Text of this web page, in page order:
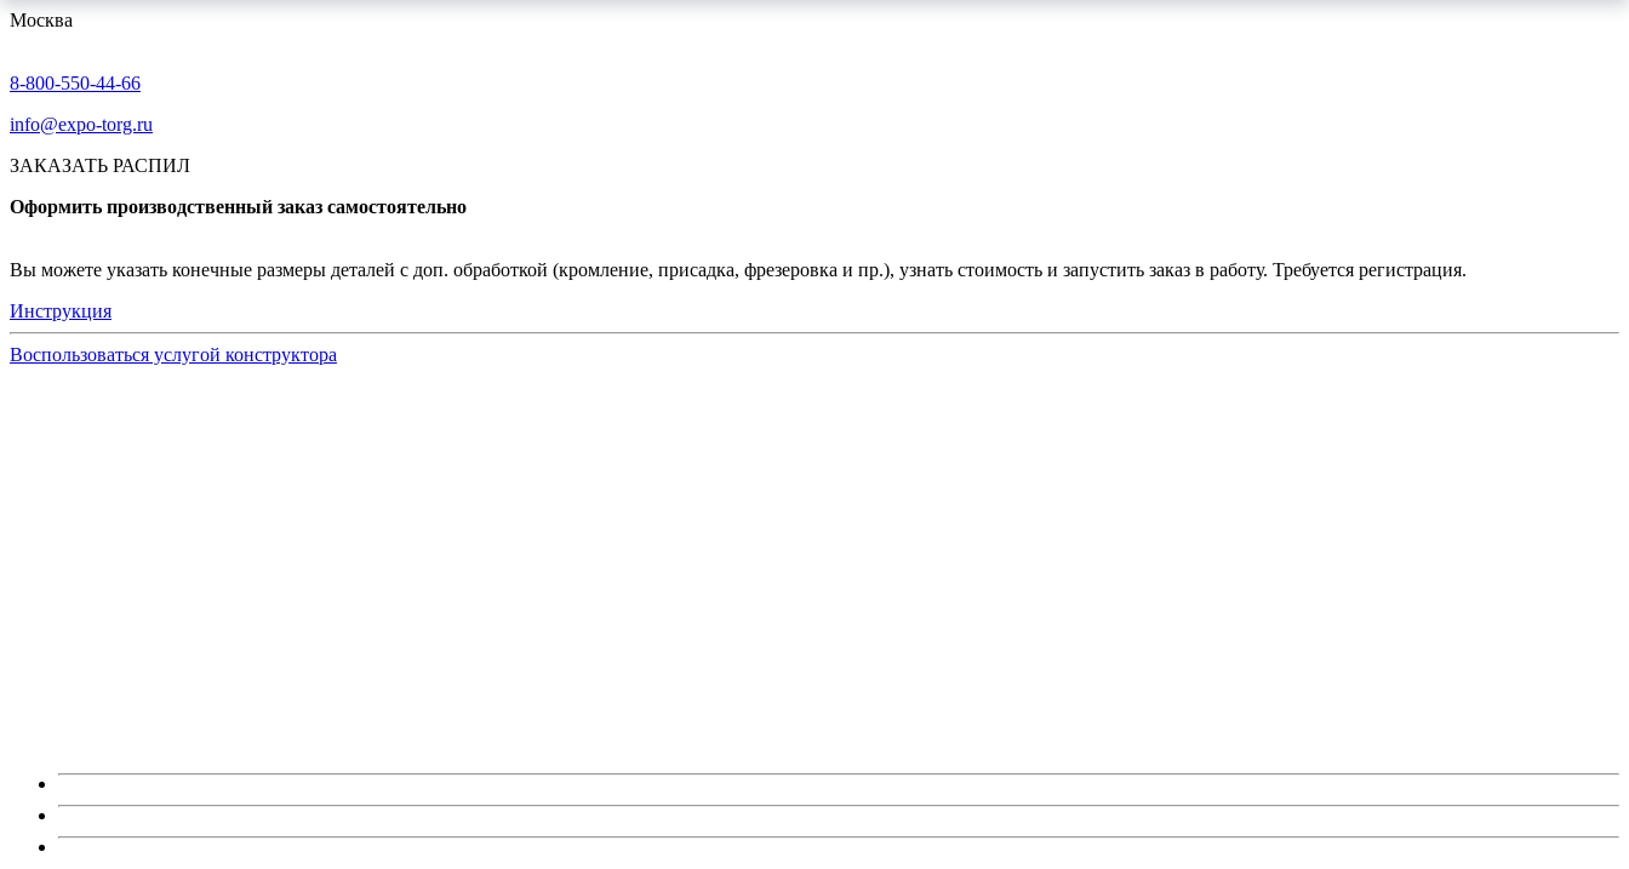
Москва
8-800-550-44-66
info@expo-torg.ru
ЗАКАЗАТЬ РАСПИЛ
Оформить производственный заказ самостоятельно
Вы можете указать конечные размеры деталей с доп. обработкой (кромление, присадка, фрезеровка и пр.), узнать стоимость и запустить заказ в работу. Требуется регистрация.
Инструкция
Воспользоваться услугой конструктора